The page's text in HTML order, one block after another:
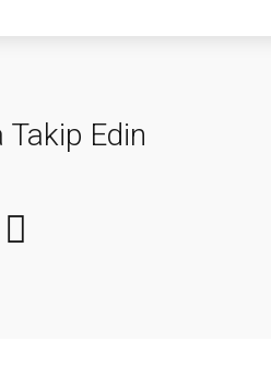
Edin